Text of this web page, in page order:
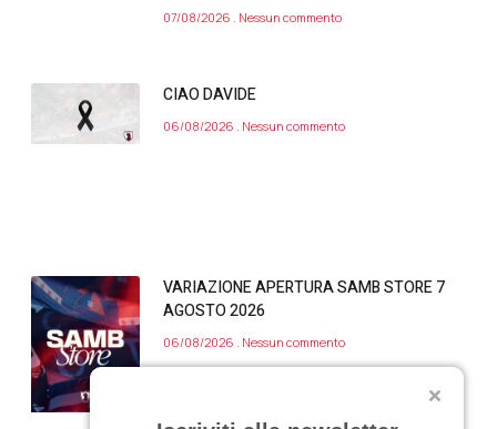
07/08/2026 Nessun commento
CIAO DAVIDE
06/08/2026 Nessun commento
VARIAZIONE APERTURA SAMB STORE 7
AGOSTO 2026
06/08/2026 Nessun commento